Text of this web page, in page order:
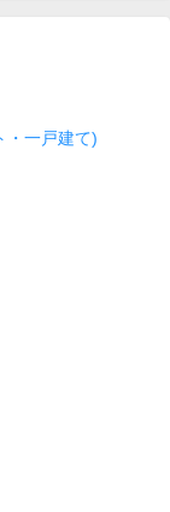
・一戸建て)